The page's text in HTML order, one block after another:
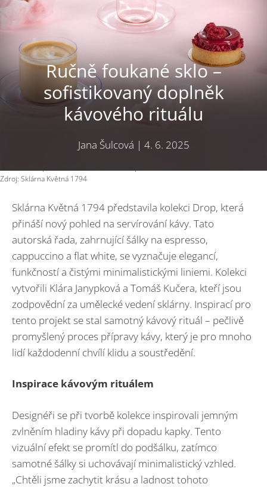
Ručně foukané sklo –
sofistikovaný doplněk
kávového rituálu
Jana Šulcová | 4. 6. 2025
Zdroj: Sklárna Květná 1794
Sklárna Květná 1794 představila kolekci Drop, která
přináší nový pohled na servírování kávy. Tato
autorská řada, zahrnující šálky na espresso,
cappuccino a flat white, se vyznačuje elegancí,
funkčností a čistými minimalistickými liniemi. Kolekci
vytvořili Klára Janypková a Tomáš Kučera, kteří jsou
zodpovědní za umělecké vedení sklárny. Inspirací pro
tento projekt se stal samotný kávový rituál – pečlivě
promyšlený proces přípravy kávy, který je pro mnoho
lidí každodenní chvílí klidu a soustředění.
Inspirace kávovým rituálem
Designéři se při tvorbě kolekce inspirovali jemným
zvlněním hladiny kávy při dopadu kapky. Tento
vizuální efekt se promítl do podšálku, zatímco
samotné šálky si uchovávají minimalistický vzhled.
„Chtěli jsme zachytit krásu a ladnost tohoto